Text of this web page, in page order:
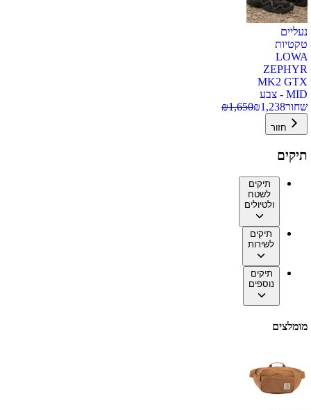
נעליים
טקטיות
LOWA
ZEPHYR
MK2 GTX
MID - צבע
שחור
₪1,238
₪1,650
חזור
תיקים
תיקים
לשטח
ולטיולים
תיקים
לשירות
תיקים
נוספים
מומלצים